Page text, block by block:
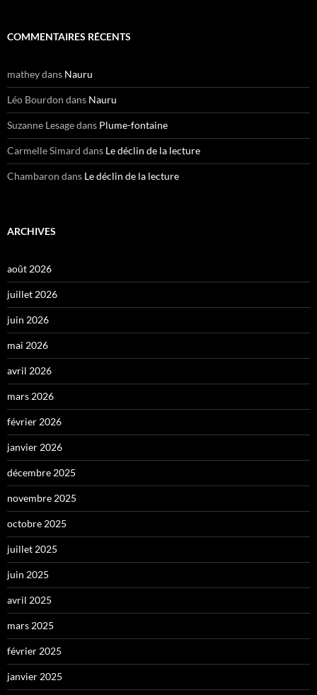
COMMENTAIRES RÉCENTS
matheydans Nauru
Léo Bourdon dans Nauru
Suzanne Lesagedans Plume-fontaine
Carmelle Simard dans Le déclin de la lecture
Chambaron dans Le déclin de la lecture
ARCHIVES
août 2026
juillet 2026
juin 2026
mai 2026
avril 2026
mars 2026
février 2026
janvier 2026
décembre 2025
novembre 2025
octobre 2025
juillet 2025
juin 2025
avril 2025
mars 2025
février 2025
janvier 2025